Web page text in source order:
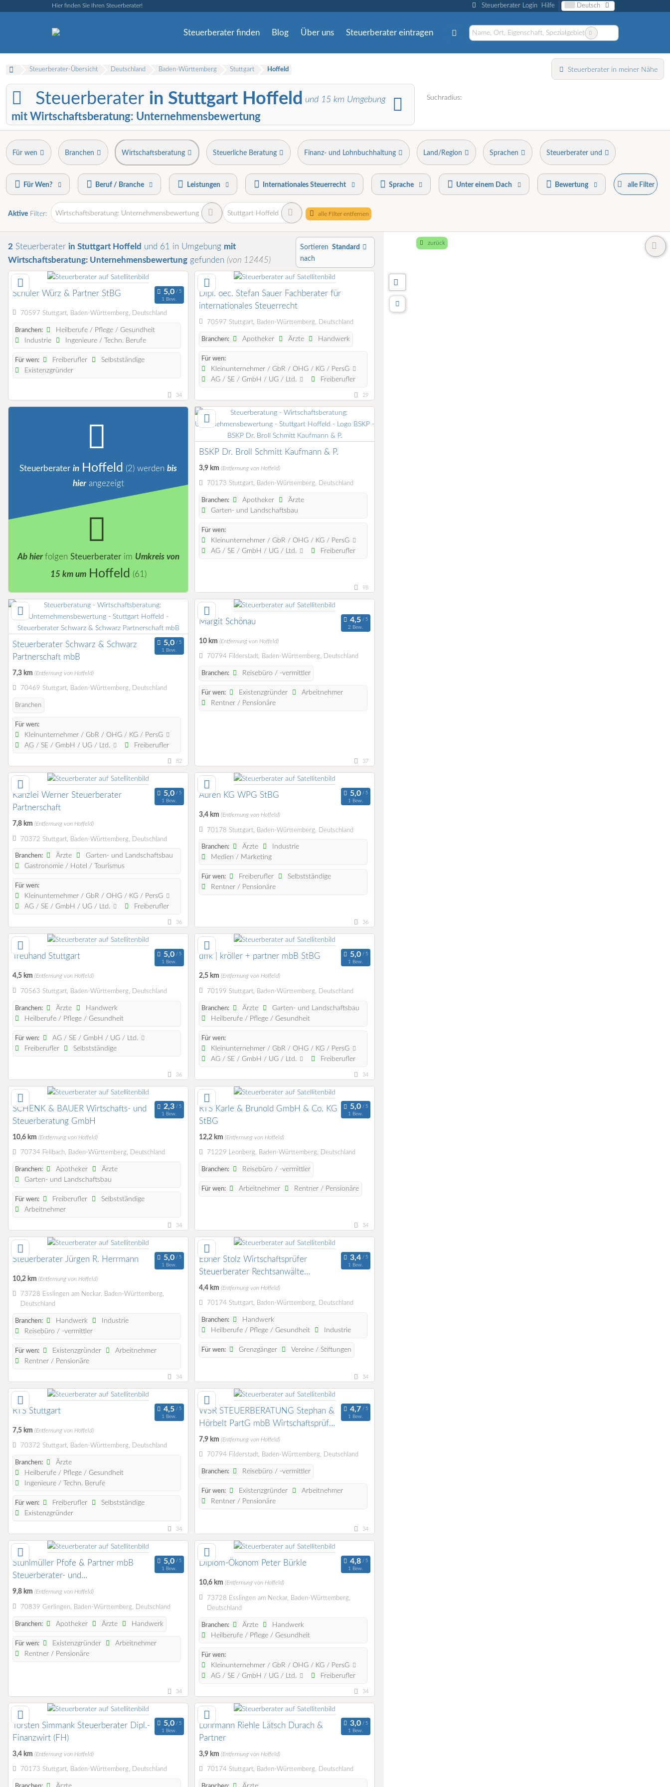
Hier finden Sie Ihren Steuerberater! Steuerberater Login Hilfe Deutsch
Steuerberater finden Blog Über uns Steuerberater eintragen
Steuerberater-Übersicht Deutschland Baden-Württemberg Stuttgart Hoffeld Steuerberater in meiner Nähe
Steuerberater in Stuttgart Hoffeld und 15 km Umgebung
mit Wirtschaftsberatung: Unternehmensbewertung
Suchradius:
Für wen Branchen Wirtschaftsberatung Steuerliche Beratung Finanz- und Lohnbuchhaltung Land/Region Sprachen Steuerberater und
Für Wen? Beruf / Branche Leistungen Internationales Steuerrecht Sprache Unter einem Dach Bewertung alle Filter
Aktive Filter: Wirtschaftsberatung: Unternehmensbewertung Stuttgart Hoffeld alle Filter entfernen
2 Steuerberater in Stuttgart Hoffeld und 61 in Umgebung mit
Wirtschaftsberatung: Unternehmensbewertung gefunden (von 12445)
Sortieren
nach
Standard
Schuler Würz & Partner StBG
1 Bew.
70597 Stuttgart, Baden-Württemberg, Deutschland
Branchen:
Heilberufe / Pflege / Gesundheit
Industrie
Ingenieure / Techn. Berufe
Für wen: Freiberufler
Selbstständige
Existenzgründer
34
Dipl. oec. Stefan Sauer Fachberater für
internationales Steuerrecht
70597 Stuttgart, Baden-Württemberg, Deutschland
Branchen: Apotheker Ärzte Handwerk
Für wen:
Kleinunternehmer / GbR / OHG / KG / PersG
AG / SE / GmbH / UG / Ltd.
Freiberufler
29
Steuerberater in Hoffeld (2) werden bis
hierangezeigt
Ab hierfolgen Steuerberaterim Umkreis von
15 km um Hoffeld (61)
BSKP Dr. Broll Schmitt Kaufmann & P.
3,9 km (Entfernung von Hoffeld)
70173 Stuttgart, Baden-Württemberg, Deutschland
Branchen: Apotheker
Ärzte
Garten- und Landschaftsbau
Für wen:
Kleinunternehmer / GbR / OHG / KG / PersG
AG / SE / GmbH / UG / Ltd.
Freiberufler
98
Steuerberater Schwarz & Schwarz
Partnerschaft mbB
1 Bew.
7,3 km (Entfernung von Hoffeld)
70469 Stuttgart, Baden-Württemberg, Deutschland
Branchen
Für wen:
Kleinunternehmer / GbR / OHG / KG / PersG
AG / SE / GmbH / UG / Ltd.
Freiberufler
82
Margit Schönau
2 Bew.
10 km (Entfernung von Hoffeld)
70794 Filderstadt, Baden-Württemberg, Deutschland
Branchen: Reisebüro / -vermittler
Für wen: Existenzgründer
Arbeitnehmer
Rentner / Pensionäre
37
Kanzlei Werner Steuerberater
Partnerschaft
1 Bew.
7,8 km (Entfernung von Hoffeld)
70372 Stuttgart, Baden-Württemberg, Deutschland
Branchen: Ärzte
Garten- und Landschaftsbau
Gastronomie / Hotel / Tourismus
Für wen:
Kleinunternehmer / GbR / OHG / KG / PersG
AG / SE / GmbH / UG / Ltd.
Freiberufler
36
Auren KG WPG StBG
1 Bew.
3,4 km (Entfernung von Hoffeld)
70178 Stuttgart, Baden-Württemberg, Deutschland
Branchen: Ärzte
Industrie
Medien / Marketing
Für wen: Freiberufler
Selbstständige
Rentner / Pensionäre
36
Treuhand Stuttgart
1 Bew.
4,5 km (Entfernung von Hoffeld)
70563 Stuttgart, Baden-Württemberg, Deutschland
Branchen: Ärzte
Handwerk
Heilberufe / Pflege / Gesundheit
Für wen:
AG / SE / GmbH / UG / Ltd.
Freiberufler
Selbstständige
36
dffk | kröller + partner mbB StBG
1 Bew.
2,5 km (Entfernung von Hoffeld)
70199 Stuttgart, Baden-Württemberg, Deutschland
Branchen: Ärzte
Garten- und Landschaftsbau
Heilberufe / Pflege / Gesundheit
Für wen:
Kleinunternehmer / GbR / OHG / KG / PersG
AG / SE / GmbH / UG / Ltd.
Freiberufler
34
SCHENK & BAUER Wirtschafts- und
Steuerberatung GmbH
1 Bew.
10,6 km (Entfernung von Hoffeld)
70734 Fellbach, Baden-Württemberg, Deutschland
Branchen: Apotheker
Ärzte
Garten- und Landschaftsbau
Für wen: Freiberufler
Selbstständige
Arbeitnehmer
34
RTS Karle & Brunold GmbH & Co. KG
StBG
1 Bew.
12,2 km (Entfernung von Hoffeld)
71229 Leonberg, Baden-Württemberg, Deutschland
Branchen: Reisebüro / -vermittler
Für wen: Arbeitnehmer Rentner / Pensionäre
34
Steuerberater Jürgen R. Herrmann
1 Bew.
10,2 km (Entfernung von Hoffeld)
73728 Esslingen am Neckar, Baden-Württemberg,
Deutschland
Branchen: Handwerk
Industrie
Reisebüro / -vermittler
Für wen: Existenzgründer
Arbeitnehmer
Rentner / Pensionäre
34
Ebner Stolz Wirtschaftsprüfer
Steuerberater Rechtsanwälte
Partnerschaft mbB
1 Bew.
4,4 km (Entfernung von Hoffeld)
70174 Stuttgart, Baden-Württemberg, Deutschland
Branchen:
Handwerk
Heilberufe / Pflege / Gesundheit
Industrie
Für wen: Grenzgänger Vereine / Stiftungen
34
RTS Stuttgart
1 Bew.
7,5 km (Entfernung von Hoffeld)
70372 Stuttgart, Baden-Württemberg, Deutschland
Branchen:
Ärzte
Heilberufe / Pflege / Gesundheit
Ingenieure / Techn. Berufe
Für wen: Freiberufler
Selbstständige
Existenzgründer
34
WSR STEUERBERATUNG Stephan &
Hörbelt PartG mbB Wirtschaftsprüfer
Steuerberater Rechtsanwalt
1 Bew.
7,9 km (Entfernung von Hoffeld)
70794 Filderstadt, Baden-Württemberg, Deutschland
Branchen: Reisebüro / -vermittler
Für wen: Existenzgründer
Arbeitnehmer
Rentner / Pensionäre
34
Stuhlmüller Pfofe & Partner mbB
Steuerberater- und
Rechtsanwaltssozietät
1 Bew.
9,8 km (Entfernung von Hoffeld)
70839 Gerlingen, Baden-Württemberg, Deutschland
Branchen: Apotheker Ärzte Handwerk
Für wen: Existenzgründer
Arbeitnehmer
Rentner / Pensionäre
34
Diplom-Ökonom Peter Bürkle
1 Bew.
10,6 km (Entfernung von Hoffeld)
73728 Esslingen am Neckar, Baden-Württemberg,
Deutschland
Branchen: Ärzte
Handwerk
Heilberufe / Pflege / Gesundheit
Für wen:
Kleinunternehmer / GbR / OHG / KG / PersG
AG / SE / GmbH / UG / Ltd.
Freiberufler
34
Torsten Simmank Steuerberater Dipl.-
Finanzwirt (FH)
1 Bew.
3,4 km (Entfernung von Hoffeld)
70173 Stuttgart, Baden-Württemberg, Deutschland
Lohrmann Riehle Lätsch Durach &
Partner
1 Bew.
3,9 km (Entfernung von Hoffeld)
70174 Stuttgart, Baden-Württemberg, Deutschland
zurück